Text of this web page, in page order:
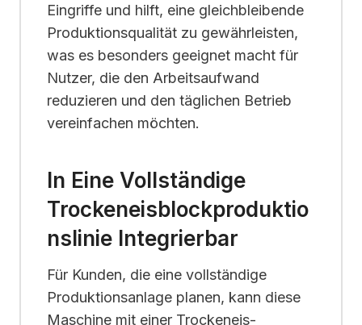
Eingriffe und hilft, eine gleichbleibende
Produktionsqualität zu gewährleisten,
was es besonders geeignet macht für
Nutzer, die den Arbeitsaufwand
reduzieren und den täglichen Betrieb
vereinfachen möchten.
In Eine Vollständige
Trockeneisblockproduktio
Nslinie Integrierbar
Für Kunden, die eine vollständige
Produktionsanlage planen, kann diese
Maschine mit einer Trockeneis-